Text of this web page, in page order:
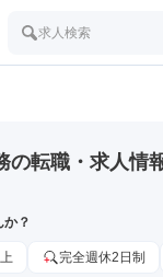
求人検索
の転職・求人情
？
完全週休2日制